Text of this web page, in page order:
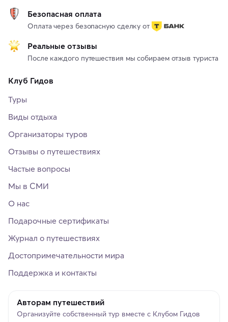
Безопасная оплата
Оплата через безопасную сделку от
Реальные отзывы
После каждого путешествия мы собираем отзыв туриста
Клуб Гидов
Туры
Виды отдыха
Организаторы туров
Отзывы о путешествиях
Частые вопросы
Мы в СМИ
О нас
Подарочные сертификаты
Журнал о путешествиях
Достопримечательности мира
Поддержка и контакты
Авторам путешествий
Организуйте собственный тур вместе с Клубом Гидов